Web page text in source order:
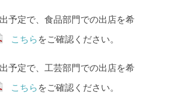
予定で、食品部門での出店を希
こちら をご確認ください。
予定で、工芸部門での出店を希
こちら をご確認ください。